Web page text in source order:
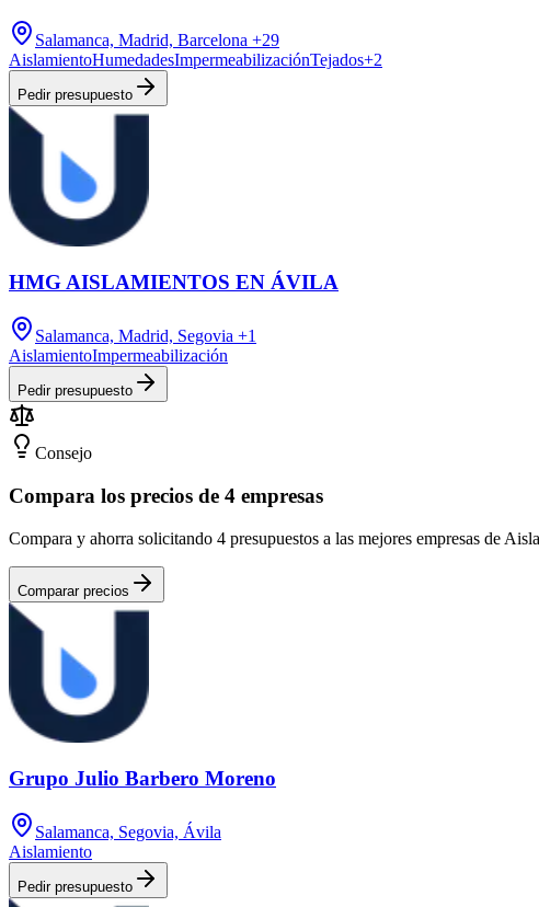
Salamanca, Madrid, Barcelona +29
AislamientoHumedadesImpermeabilizaciónTejados+2
Pedir presupuesto
HMG AISLAMIENTOS EN ÁVILA
Salamanca, Madrid, Segovia +1
AislamientoImpermeabilización
Pedir presupuesto
Consejo
Compara los precios de 4 empresas
Compara y ahorra solicitando 4 presupuestos a las mejores empresas de
Comparar precios
Grupo Julio Barbero Moreno
Salamanca, Segovia, Ávila
Aislamiento
Pedir presupuesto